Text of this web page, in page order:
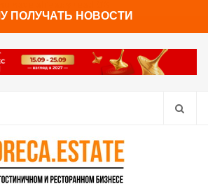
ПОЛУЧАТЬ НОВОСТИ